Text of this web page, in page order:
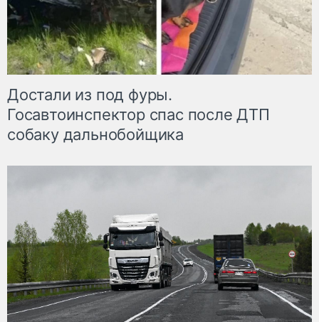
Достали из под фуры.
Госавтоинспектор спас после ДТП
собаку дальнобойщика